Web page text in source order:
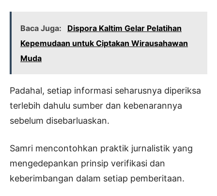
Baca Juga:
Dispora Kaltim Gelar Pelatihan
Kepemudaan untuk Ciptakan Wirausahawan
Muda
Padahal, setiap informasi seharusnya diperiksa
terlebih dahulu sumber dan kebenarannya
sebelum disebarluaskan.
Samri mencontohkan praktik jurnalistik yang
mengedepankan prinsip verifikasi dan
keberimbangan dalam setiap pemberitaan.